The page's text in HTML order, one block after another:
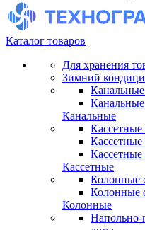
Каталог товаров
Для хранения
Зимний
Канальные
Кассетные
Кассетные
Кассетные
Колонные
Колонные
Колонные
Напольно-